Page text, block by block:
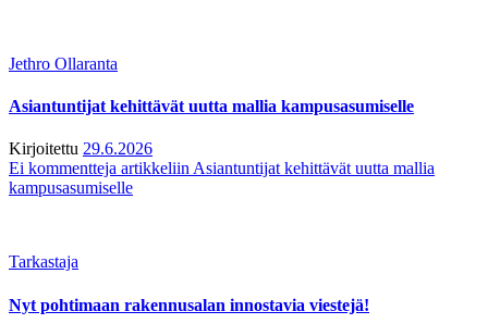
Jethro Ollaranta
Asiantuntijat kehittävät uutta mallia kampusasumiselle
Kirjoitettu 29.6.2026
Ei kommentteja artikkeliin Asiantuntijat kehittävät uutta mallia
kampusasumiselle
Tarkastaja
Nyt pohtimaan rakennusalan innostavia viestejä!